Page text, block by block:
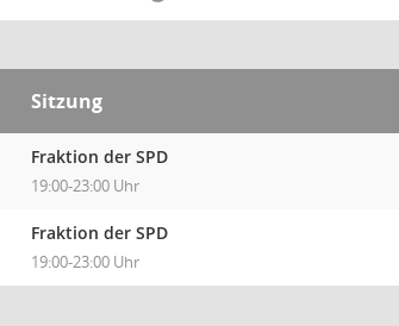
Sitzung
Fraktion der SPD
19:00-23:00 Uhr
Fraktion der SPD
19:00-23:00 Uhr